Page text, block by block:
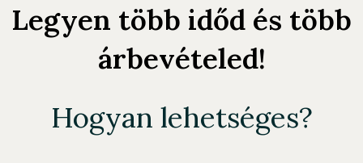
Legyen több időd és több
árbevételed!
Hogyan lehetséges?